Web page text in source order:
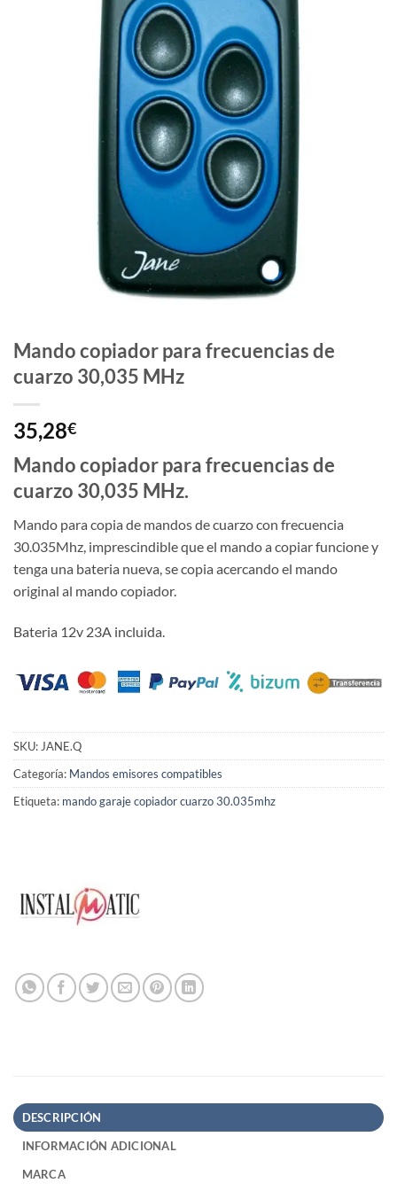
Mando copiador para frecuencias de
cuarzo 30,035 MHz
35,28€
Mando copiador para frecuencias de
cuarzo 30,035 MHz.
Mando para copia de mandos de cuarzo con frecuencia
30.035Mhz, imprescindible que el mando a copiar funcione y
tenga una bateria nueva, se copia acercando el mando
original al mando copiador.
Bateria 12v 23A incluida.
SKU: JANE.Q
Categoría: Mandos emisores compatibles
Etiqueta: mando garaje copiador cuarzo 30.035mhz
DESCRIPCIÓN
INFORMACIÓN ADICIONAL
MARCA